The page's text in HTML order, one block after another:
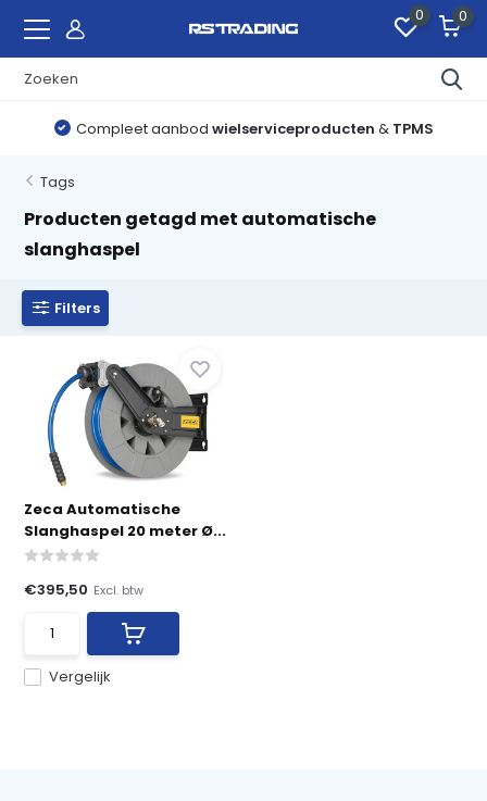
0 0
Compleet aanbod wielserviceproducten & TPMS
Tags
Producten getagd met automatische
slanghaspel
Filters
Zeca Automatische
Slanghaspel 20 meter Ø...
Vergelijk
€395,50 Excl. btw